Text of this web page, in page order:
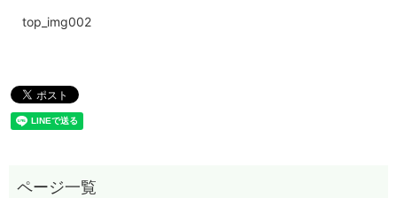
top_img002